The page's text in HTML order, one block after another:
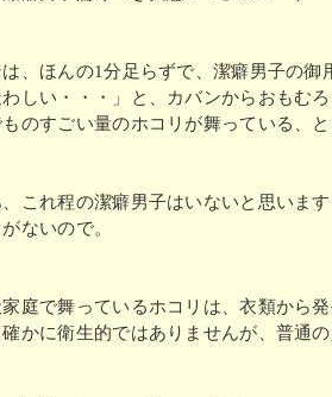
、ほんの1分足らずで、潔癖男子の
しい・・・」と、カバンからおもむ
のすごい量のホコリが舞っている、
、これ程の潔癖男子はいないと思いま
ないので。
庭で舞っているホコリは、衣類から
確かに衛生的ではありませんが、普通